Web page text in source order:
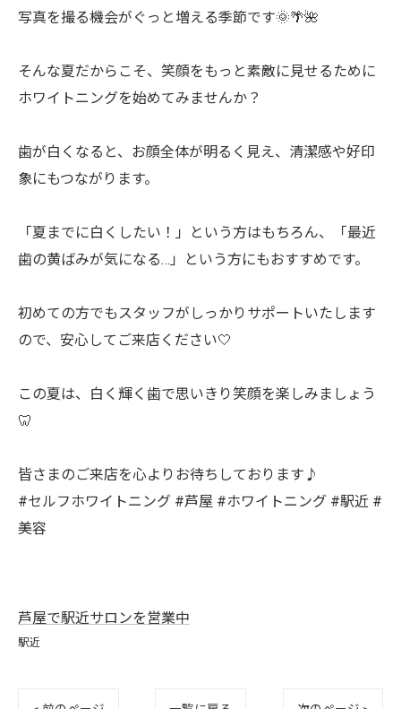
写真を撮る機会がぐっと増える季節です🌞🌴🌺
そんな夏だからこそ、笑顔をもっと素敵に見せるために
ホワイトニングを始めてみませんか？
歯が白くなると、お顔全体が明るく見え、清潔感や好印
象にもつながります。
「夏までに白くしたい！」という方はもちろん、「最近
歯の黄ばみが気になる…」という方にもおすすめです。
初めての方でもスタッフがしっかりサポートいたします
ので、安心してご来店ください🤍
この夏は、白く輝く歯で思いきり笑顔を楽しみましょう
🦷
皆さまのご来店を心よりお待ちしております♪
#セルフホワイトニング #芦屋 #ホワイトニング #駅近 #
美容
芦屋で駅近サロンを営業中
駅近